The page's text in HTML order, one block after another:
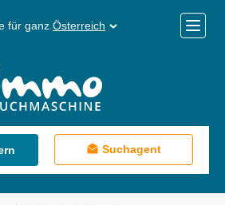
für ganz Österreich
Menü
Suchagent